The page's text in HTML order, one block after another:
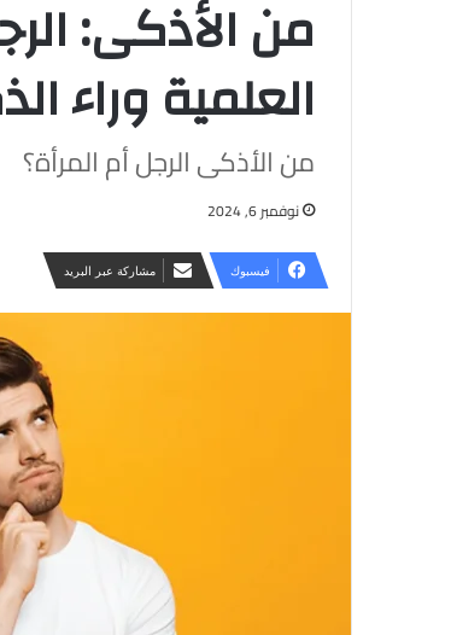
من الأذكى:
العلمية وراء
من الأذكى الرجل أم المرأة؟
نوفمبر 6, 2024
فيسبوك مشاركة عبر البريد